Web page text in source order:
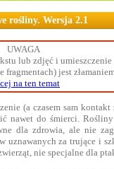
rośliny. Wersja 2.1
UWAGA
lub zdjęć i umieszczenie
fragmentach) jest
na ten temat
(a czasem sam
nawet do śmierci.
dla zdrowia, ale nie
uznawanych za trujące i
nie specjalne dla